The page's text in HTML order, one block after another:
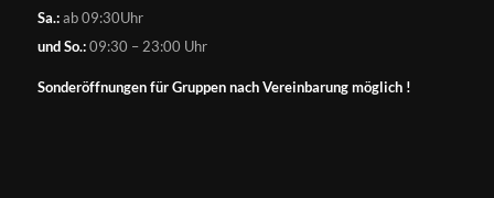
Sa.:ab 09:30Uhr
und So.:09:30 – 23:00 Uhr
Sonderöffnungen für Gruppen nach Vereinbarung möglich !